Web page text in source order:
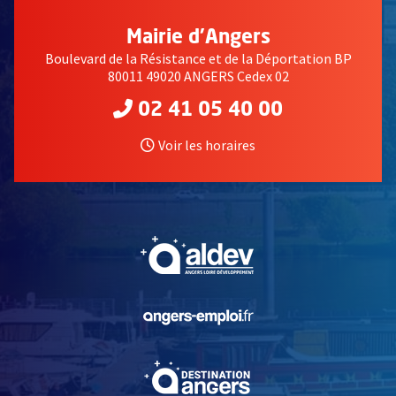
Mairie d'Angers
Boulevard de la Résistance et de la Déportation BP
80011 49020 ANGERS Cedex 02
02 41 05 40 00
Voir les horaires
, Ouvre une nouvelle